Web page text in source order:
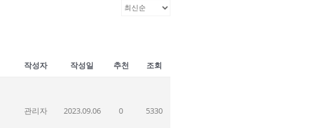
작성자 작성일 추천 조회
관리자 2023.09.06 0 5330